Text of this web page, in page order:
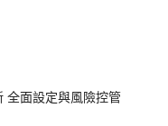
全面設定與風險控管